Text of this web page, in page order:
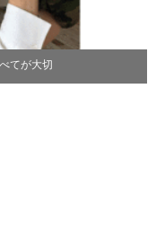
てが大切